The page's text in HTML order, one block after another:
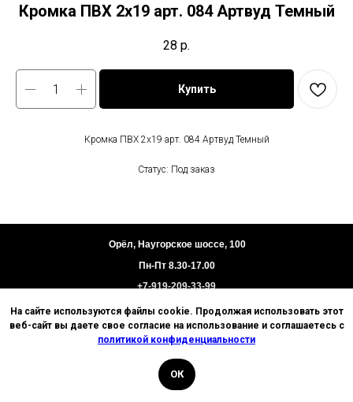
Кромка ПВХ 2х19 арт. 084 Артвуд Темный
28 р.
Купить
Кромка ПВХ 2х19 арт. 084 Артвуд Темный
Статус: Под заказ
На сайте используются файлы cookie. Продолжая использовать этот
веб-сайт вы даете свое согласие на использование и соглашаетесь с
политикой конфиденциальности
ОК
Политика конфиденциальности
Пользовательское соглашение
ИП Цыганков И.В.
© 2026 Базис. Любое использование материалов
Орёл, Наугорское шоссе, 100
Пн-Пт 8.30-17.00
+7-919-209-33-99